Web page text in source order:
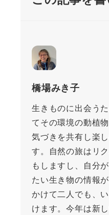
橋場みき子
生きものに出会う
てその環境の動植
気づきを共有し楽
す。自然の旅はリ
もしますし、自分
たい生き物の情報
かけて二人でも、
けます。今年は新